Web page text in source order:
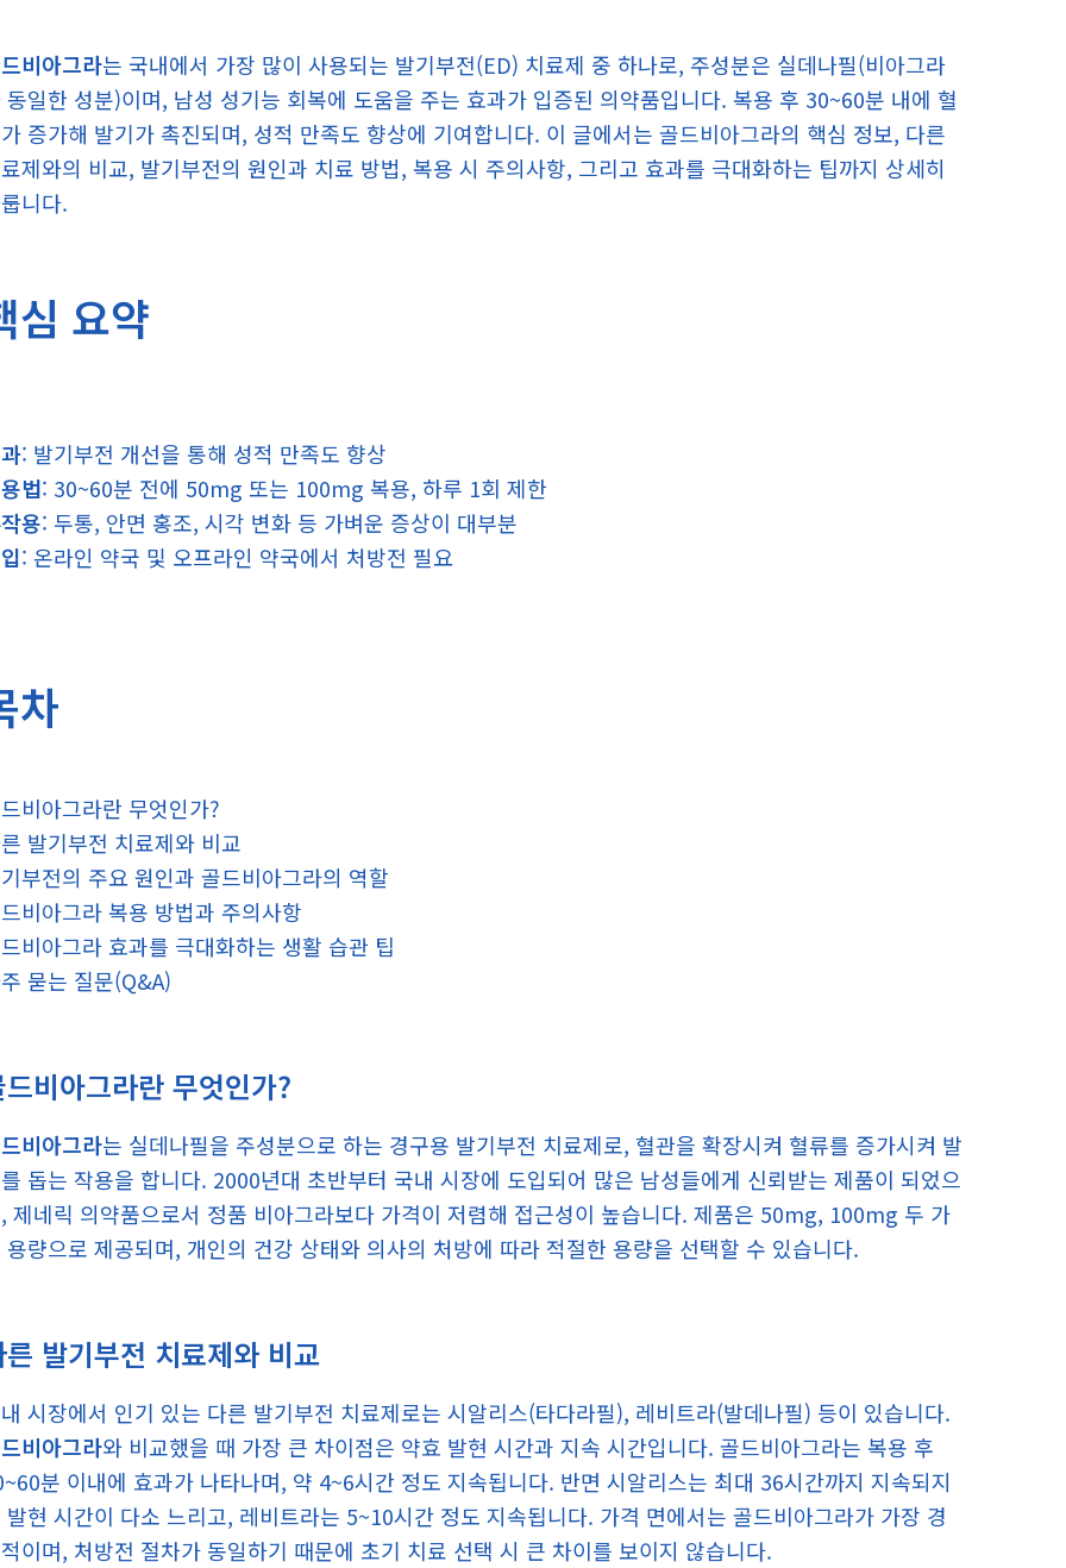
비아그라는 국내에서 가장 많이 사용되는 발기부전(ED) 치료제 중 하나로, 주성분은 실데나필(비아그라
동일한 성분)이며, 남성 성기능 회복에 도움을 주는 효과가 입증된 의약품입니다. 복용 후 30~60분 내에 혈
증가해 발기가 촉진되며, 성적 만족도 향상에 기여합니다. 이 글에서는 골드비아그라의 핵심 정보, 다른
제와의 비교, 발기부전의 원인과 치료 방법, 복용 시 주의사항, 그리고 효과를 극대화하는 팁까지 상세히
니다.
심 요약
: 발기부전 개선을 통해 성적 만족도 향상
법: 30~60분 전에 50mg 또는 100mg 복용, 하루 1회 제한
용: 두통, 안면 홍조, 시각 변화 등 가벼운 증상이 대부분
: 온라인 약국 및 오프라인 약국에서 처방전 필요
차
비아그라란 무엇인가?
발기부전 치료제와 비교
부전의 주요 원인과 골드비아그라의 역할
비아그라 복용 방법과 주의사항
비아그라 효과를 극대화하는 생활 습관 팁
묻는 질문(Q&A)
비아그라란 무엇인가?
비아그라는 실데나필을 주성분으로 하는 경구용 발기부전 치료제로, 혈관을 확장시켜 혈류를 증가시켜 발
돕는 작용을 합니다. 2000년대 초반부터 국내 시장에 도입되어 많은 남성들에게 신뢰받는 제품이 되었으
제네릭 의약품으로서 정품 비아그라보다 가격이 저렴해 접근성이 높습니다. 제품은 50mg, 100mg 두 가
용량으로 제공되며, 개인의 건강 상태와 의사의 처방에 따라 적절한 용량을 선택할 수 있습니다.
발기부전 치료제와 비교
시장에서 인기 있는 다른 발기부전 치료제로는 시알리스(타다라필), 레비트라(발데나필) 등이 있습니다.
비아그라와 비교했을 때 가장 큰 차이점은 약효 발현 시간과 지속 시간입니다. 골드비아그라는 복용 후
분 이내에 효과가 나타나며, 약 4~6시간 정도 지속됩니다. 반면 시알리스는 최대 36시간까지 지속되지
발현 시간이 다소 느리고, 레비트라는 5~10시간 정도 지속됩니다. 가격 면에서는 골드비아그라가 가장 경
이며, 처방전 절차가 동일하기 때문에 초기 치료 선택 시 큰 차이를 보이지 않습니다.